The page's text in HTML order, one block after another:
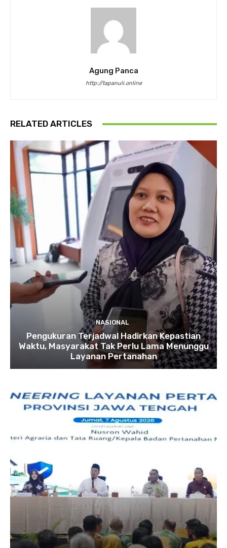
Agung Panca
http://tapanuli.online
RELATED ARTICLES
NASIONAL
Pengukuran Terjadwal Hadirkan Kepastian
Waktu, Masyarakat Tak Perlu Lama Menunggu
Layanan Pertanahan